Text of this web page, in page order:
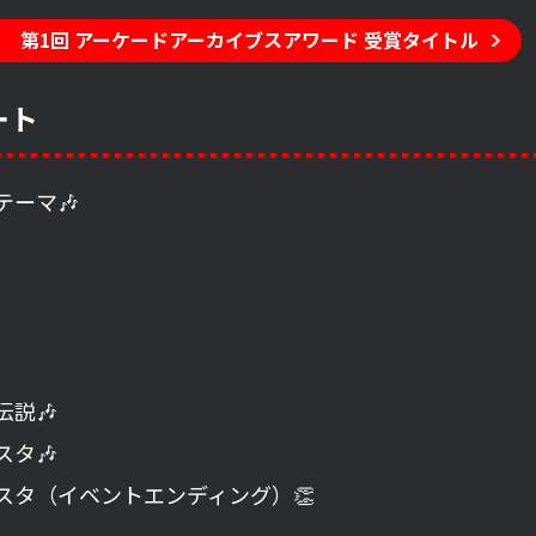
第1回 アーケードアーカイブスアワード 受賞タイトル
ーマ🎶
説🎶
タ🎶
タ（イベントエンディング）👏